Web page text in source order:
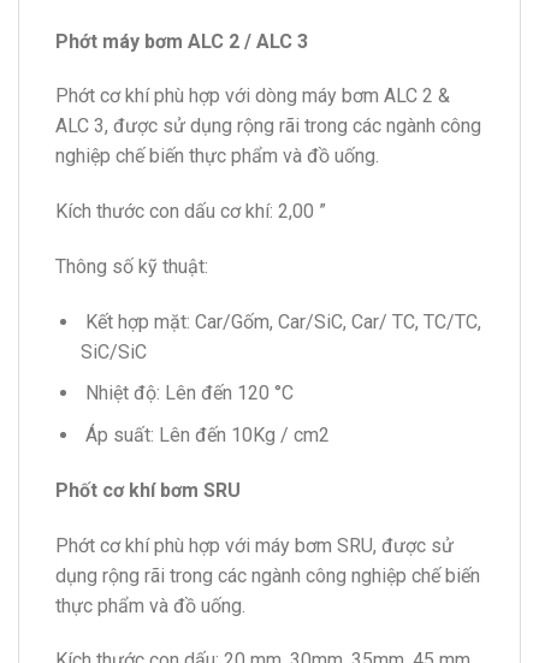
Phớt máy bơm ALC 2 / ALC 3
Phớt cơ khí phù hợp với dòng máy bơm ALC 2 &
ALC 3, được sử dụng rộng rãi trong các ngành công
nghiệp chế biến thực phẩm và đồ uống.
Kích thước con dấu cơ khí: 2,00 ”
Thông số kỹ thuật:
Kết hợp mặt: Car/Gốm, Car/SiC, Car/ TC, TC/TC,
SiC/SiC
Nhiệt độ: Lên đến 120 °C
Áp suất: Lên đến 10Kg / cm2
Phốt cơ khí bơm SRU
Phớt cơ khí phù hợp với máy bơm SRU, được sử
dụng rộng rãi trong các ngành công nghiệp chế biến
thực phẩm và đồ uống.